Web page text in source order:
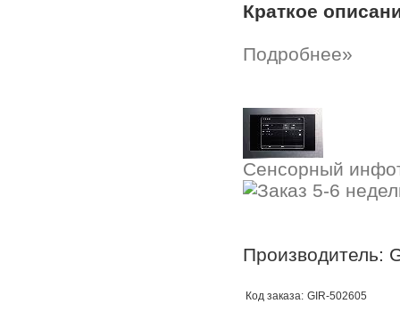
Краткое
Подробнее»
Сенсорный
Производитель:
Код заказа: GIR-502605